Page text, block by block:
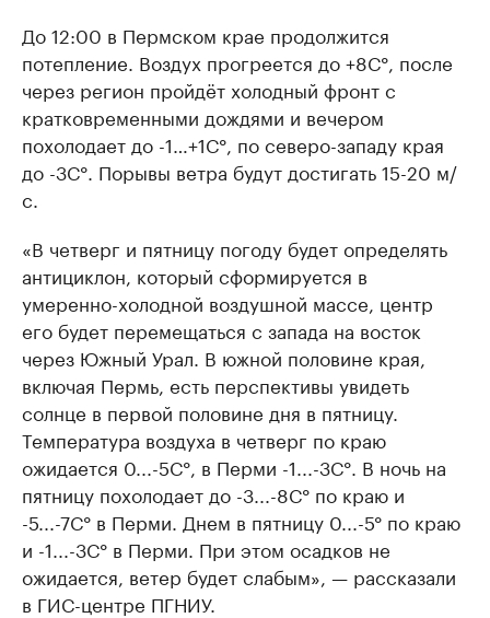
До 12:00 в Пермском крае продолжится
потепление. Воздух прогреется до +8С°, после
через регион пройдёт холодный фронт с
кратковременными дождями и вечером
похолодает до -1…+1С°, по северо-западу края
до -3С°. Порывы ветра будут достигать 15-20 м/
с.
«В четверг и пятницу погоду будет определять
антициклон, который сформируется в
умеренно-холодной воздушной массе, центр
его будет перемещаться с запада на восток
через Южный Урал. В южной половине края,
включая Пермь, есть перспективы увидеть
солнце в первой половине дня в пятницу.
Температура воздуха в четверг по краю
ожидается 0...-5С°, в Перми -1...-3С°. В ночь на
пятницу похолодает до -3...-8С° по краю и
-5...-7С° в Перми. Днем в пятницу 0...-5° по краю
и -1...-3С° в Перми. При этом осадков не
ожидается, ветер будет слабым», — рассказали
в ГИС-центре ПГНИУ.